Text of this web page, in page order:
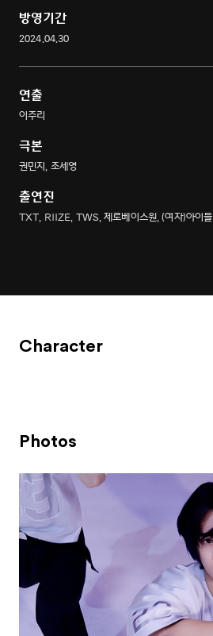
방영기간
2024.04.30
연출
이주리
극본
권민지, 조세영
출연진
TXT, RIIZE, TWS, 제로베이스원, (여자)아이들
Character
Photos